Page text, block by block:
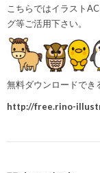
こちらではイラスト
グ等ご活用下さい。
無料ダウンロードでき
http://free.rino-